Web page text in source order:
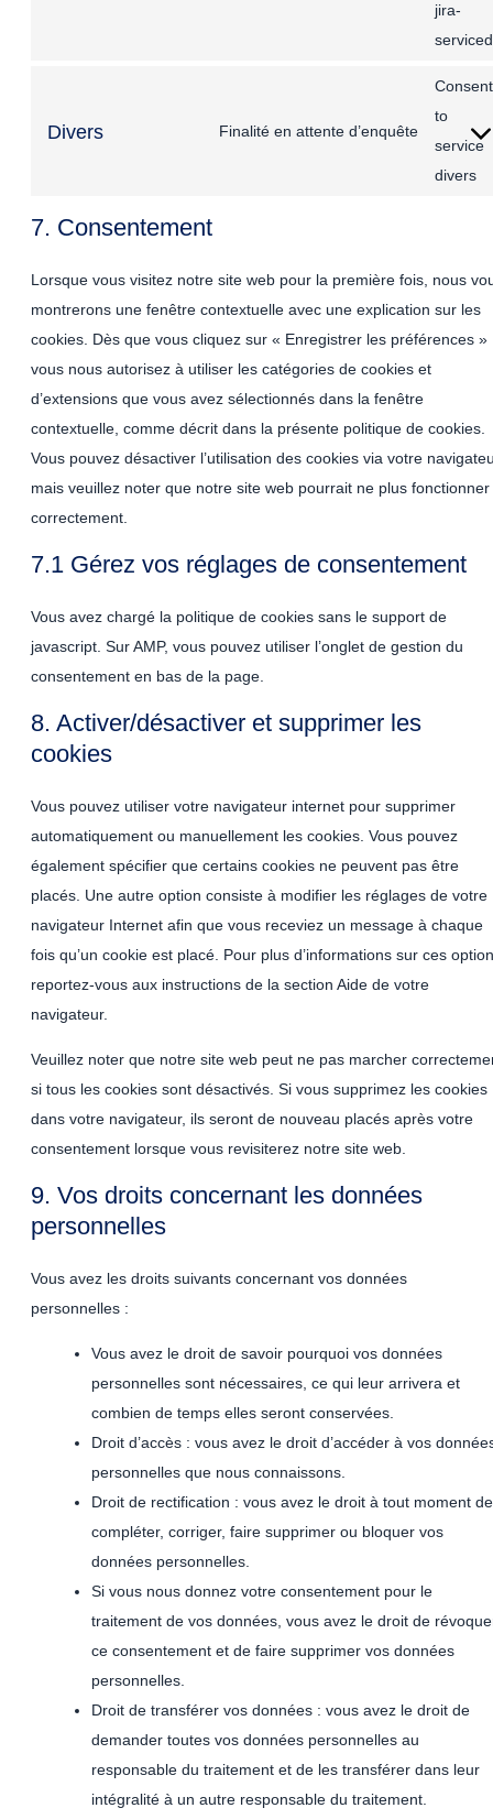
jira-
Divers Finalité en attente d’enquête
Consent
to
service
divers
7. Consentement
Lorsque vous visitez notre site web pour la première fois, nous
montrerons une fenêtre contextuelle avec une explication sur les
cookies. Dès que vous cliquez sur « Enregistrer les préférences »
vous nous autorisez à utiliser les catégories de cookies et
d’extensions que vous avez sélectionnés dans la fenêtre
contextuelle, comme décrit dans la présente politique de cookies.
Vous pouvez désactiver l’utilisation des cookies via votre
mais veuillez noter que notre site web pourrait ne plus fonctionner
correctement.
7.1 Gérez vos réglages de consentement
Vous avez chargé la politique de cookies sans le support de
javascript. Sur AMP, vous pouvez utiliser l’onglet de gestion du
consentement en bas de la page.
8. Activer/désactiver et supprimer les
cookies
Vous pouvez utiliser votre navigateur internet pour supprimer
automatiquement ou manuellement les cookies. Vous pouvez
également spécifier que certains cookies ne peuvent pas être
placés. Une autre option consiste à modifier les réglages de votre
navigateur Internet afin que vous receviez un message à chaque
fois qu’un cookie est placé. Pour plus d’informations sur ces
reportez-vous aux instructions de la section Aide de votre
navigateur.
Veuillez noter que notre site web peut ne pas marcher
si tous les cookies sont désactivés. Si vous supprimez les cookies
dans votre navigateur, ils seront de nouveau placés après votre
consentement lorsque vous revisiterez notre site web.
9. Vos droits concernant les données
personnelles
Vous avez les droits suivants concernant vos données
personnelles :
Vous avez le droit de savoir pourquoi vos données
personnelles sont nécessaires, ce qui leur arrivera et
combien de temps elles seront conservées.
Droit d’accès : vous avez le droit d’accéder à vos
personnelles que nous connaissons.
Droit de rectification : vous avez le droit à tout moment de
compléter, corriger, faire supprimer ou bloquer vos
données personnelles.
Si vous nous donnez votre consentement pour le
traitement de vos données, vous avez le droit de
ce consentement et de faire supprimer vos données
personnelles.
Droit de transférer vos données : vous avez le droit de
demander toutes vos données personnelles au
responsable du traitement et de les transférer dans leur
intégralité à un autre responsable du traitement.